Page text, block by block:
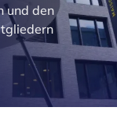
und den